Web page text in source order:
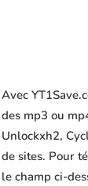
Avec
des mp3 ou
Unlockxh2,
de sites. Pour
le champ ci-